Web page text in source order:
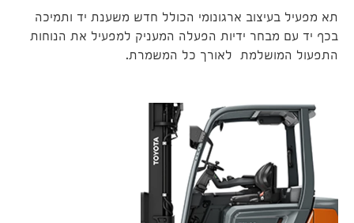
תא מפעיל בעיצוב ארגונומי הכולל חדש משענת יד ותמיכה
בכף יד עם מבחר ידיות הפעלה המעניק למפעיל את הנוחות
התפעול המושלמת לאורך כל המשמרת.